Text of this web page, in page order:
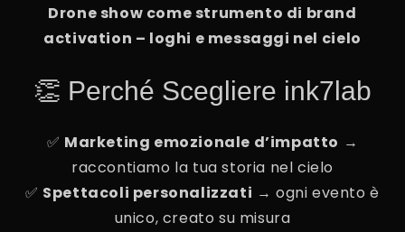
Drone show come strumento di brand
activation – loghi e messaggi nel cielo
👏 Perché Scegliere ink7lab
✅ Marketing emozionale d’impatto →
raccontiamo la tua storia nel cielo
✅ Spettacoli personalizzati → ogni evento è
unico, creato su misura